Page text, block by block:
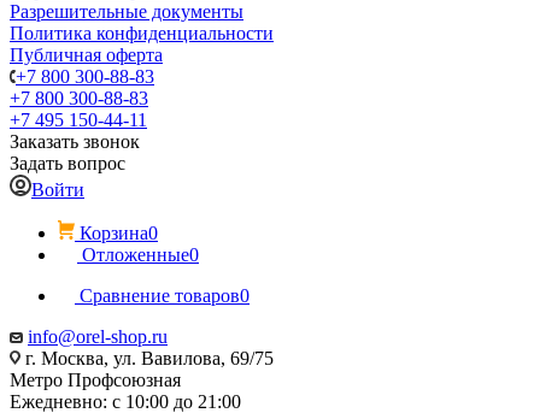
Разрешительные документы
Политика конфиденциальности
Публичная оферта
+7 800 300-88-83
+7 800 300-88-83
+7 495 150-44-11
Заказать звонок
Задать вопрос
Войти
Корзина0
Отложенные0
Сравнение товаров0
info@orel-shop.ru
г. Москва, ул. Вавилова, 69/75
Метро Профсоюзная
Ежедневно: с 10:00 до 21:00